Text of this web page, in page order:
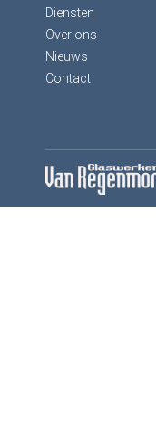
Diensten
Over ons
Nieuws
Contact